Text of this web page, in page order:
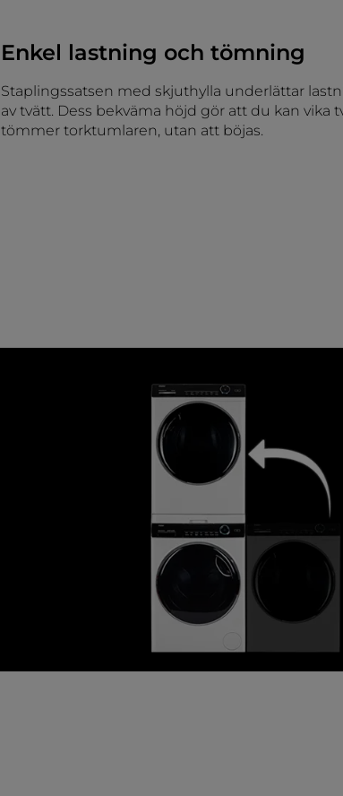
Enkel lastning och tömning
Staplingssatsen med skjuthylla underlättar
av tvätt. Dess bekväma höjd gör att du kan vika
tömmer torktumlaren, utan att böjas.